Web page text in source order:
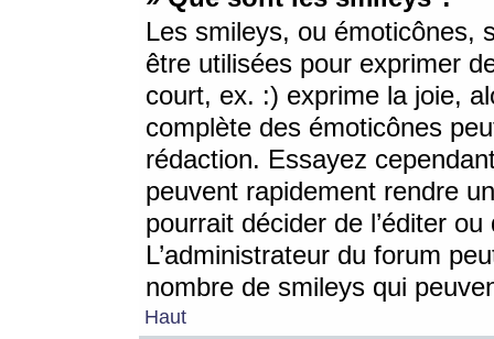
Les smileys, ou émoticônes,
être utilisées pour exprimer
court, ex. :) exprime la joie,
complète des émoticônes
rédaction. Essayez
peuvent rapidement rendre
pourrait décider de l’éditer
L’administrateur du forum
nombre de smileys qui
Haut